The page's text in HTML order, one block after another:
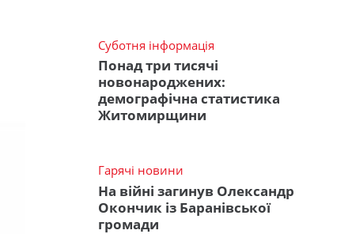
Суботня інформація
Понад три тисячі
новонароджених:
демографічна статистика
Житомирщини
Гарячі новини
На війні загинув Олександр
Окончик із Баранівської
громади